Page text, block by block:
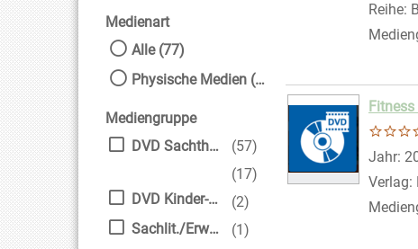
Medienart
Alle (77)
Physische Medien (77)
Mediengruppe
DVD Sachthemen
(57)
DVD Kinder-/Jugendfi
(17)
Sachlit./Erwachsene
(2)
(1)
Reihe:
Suche
Jahr:
Verlag: